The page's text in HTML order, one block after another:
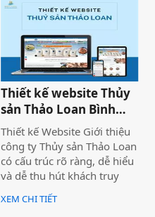
với định hướng chuyên
nghiệp, bài bản và bền
vững.
Thiết kế website Thủy
sản Thảo Loan Bình
Thuận, Lâm Đồng
Thiết kế Website Giới thiệu
công ty Thủy sản Thảo Loan
có cấu trúc rõ ràng, dễ hiểu
và dễ thu hút khách truy
cập vào website giúp truyền
tải thông tin hiệu quả. Với
XEM CHI TIẾT